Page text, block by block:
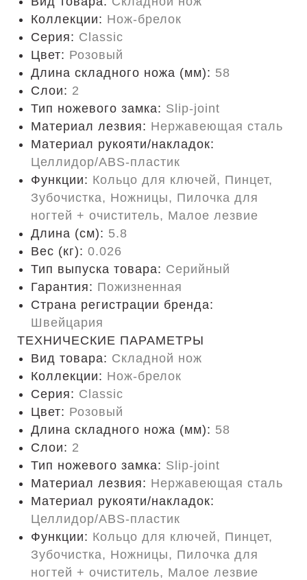
Коллекции: Нож-брелок
Серия: Classic
Цвет: Розовый
Длина складного ножа (мм): 58
Слои: 2
Тип ножевого замка: Slip-joint
Материал лезвия: Нержавеющая сталь
Материал рукояти/накладок:
Целлидор/ABS-пластик
Функции: Кольцо для ключей, Пинцет,
Зубочистка, Ножницы, Пилочка для
ногтей + очиститель, Малое лезвие
Длина (cм): 5.8
Вес (кг): 0.026
Тип выпуска товара: Серийный
Гарантия: Пожизненная
Страна регистрации бренда:
Швейцария
ТЕХНИЧЕСКИЕ ПАРАМЕТРЫ
Вид товара: Складной нож
Коллекции: Нож-брелок
Серия: Classic
Цвет: Розовый
Длина складного ножа (мм): 58
Слои: 2
Тип ножевого замка: Slip-joint
Материал лезвия: Нержавеющая сталь
Материал рукояти/накладок:
Целлидор/ABS-пластик
Функции: Кольцо для ключей, Пинцет,
Зубочистка, Ножницы, Пилочка для
ногтей + очиститель, Малое лезвие